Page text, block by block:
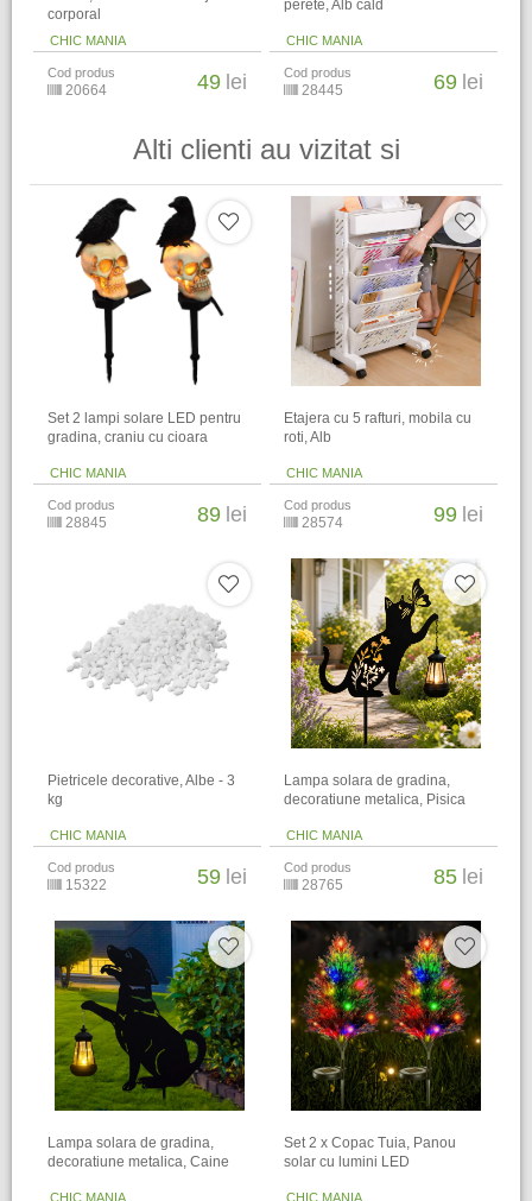
corporal
CHIC MANIA
Cod produs
20664 49 lei
perete, Alb cald
CHIC MANIA
Cod produs
28445 69 lei
Alti clienti au vizitat si
Set 2 lampi solare LED pentru
gradina, craniu cu cioara
CHIC MANIA
Cod produs
28845 89 lei
Etajera cu 5 rafturi, mobila cu
roti, Alb
CHIC MANIA
Cod produs
28574 99 lei
Pietricele decorative, Albe - 3
kg
CHIC MANIA
Cod produs
15322 59 lei
Lampa solara de gradina,
decoratiune metalica, Pisica
CHIC MANIA
Cod produs
28765 85 lei
Lampa solara de gradina,
decoratiune metalica, Caine
CHIC MANIA
Set 2 x Copac Tuia, Panou
solar cu lumini LED
CHIC MANIA